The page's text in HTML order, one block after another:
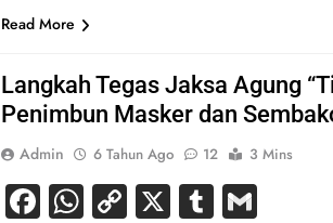
Read More
Langkah Tegas Jaksa Agung
Penimbun Masker dan
Admin 6 Tahun Ago 12 3 Mins
Facebook
WhatsApp
Copy
X Tumblr